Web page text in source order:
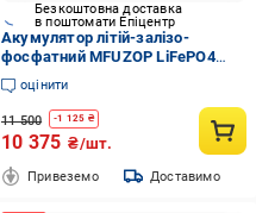
Безкоштовна доставка
в поштомати Епіцентр
Акумулятор літій-залізо-
фосфатний MFUZOP LiFePO4
12,8V 100 Ah 1280Wh з BMS
глибокого циклу
оцінити
11 500 -1 125 ₴
10 375 ₴/шт.
Привеземо Доставимо